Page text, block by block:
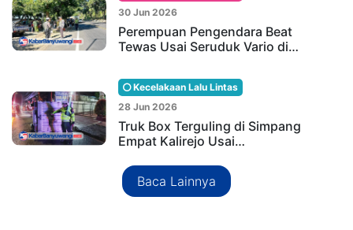
30 Jun 2026
Perempuan Pengendara Beat
Tewas Usai Seruduk Vario di…
Kecelakaan Lalu Lintas
28 Jun 2026
Truk Box Terguling di Simpang
Empat Kalirejo Usai…
Baca Lainnya